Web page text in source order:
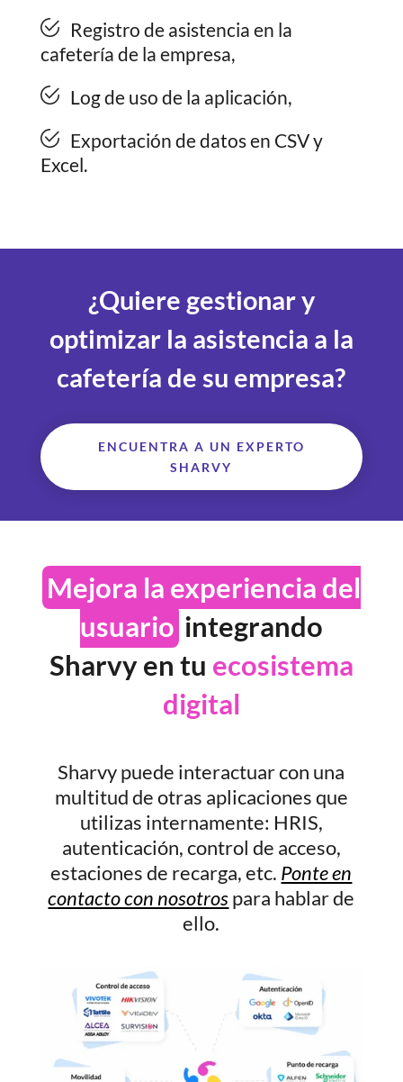
Registro de asistencia en la
cafetería de la empresa,
Log de uso de la aplicación,
Exportación de datos en CSV y
Excel.
¿Quiere gestionar y
optimizar la asistencia a la
cafetería de su empresa?
ENCUENTRA A UN EXPERTO
SHARVY
Mejora la experiencia del
usuario integrando
Sharvy en tu ecosistema
digital
Sharvy puede interactuar con una
multitud de otras aplicaciones que
utilizas internamente: HRIS,
autenticación, control de acceso,
estaciones de recarga, etc. Ponte en
contacto con nosotrospara hablar de
ello.